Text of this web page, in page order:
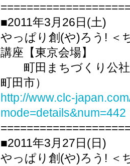
■2011年3月26日(土)
やっぱり創(や)ろう! ＜
講座【東京会場】
町田まちづくり公社
町田市）
http://www.clc-
mode=details&num=442
■2011年3月27日(日)
やっぱり創(や)ろう! ＜